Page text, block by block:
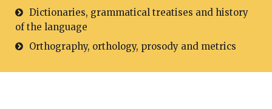
Dictionaries, grammatical treatises and history
of the language
Orthography, orthology, prosody and metrics